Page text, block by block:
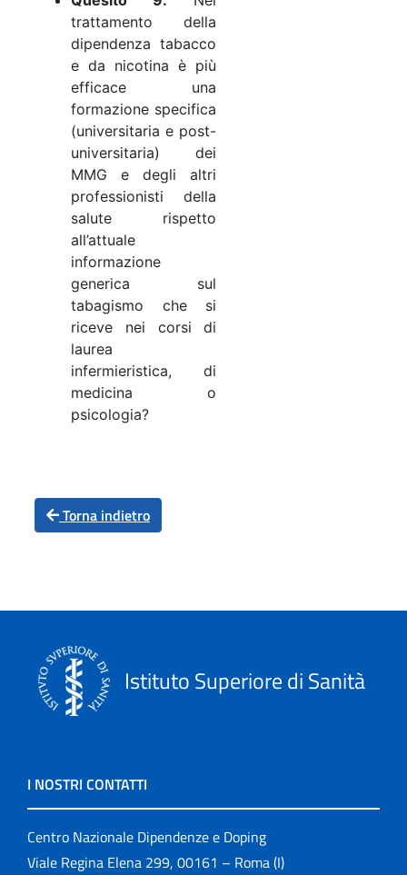
trattamento della
dipendenza tabacco
e da nicotina è più
efficace una
formazione specifica
(universitaria e post-
universitaria) dei
MMG e degli altri
professionisti della
salute rispetto
all’attuale
informazione
generica sul
tabagismo che si
riceve nei corsi di
laurea
infermieristica, di
medicina o
psicologia?
Torna indietro
Istituto Superiore di Sanità
I NOSTRI CONTATTI
Centro Nazionale Dipendenze e Doping
Viale Regina Elena 299, 00161 – Roma (I)